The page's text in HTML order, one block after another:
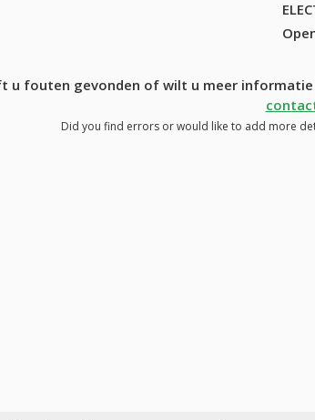
u fouten gevonden of wilt u meer informatie
Did you find errors or would like to add more